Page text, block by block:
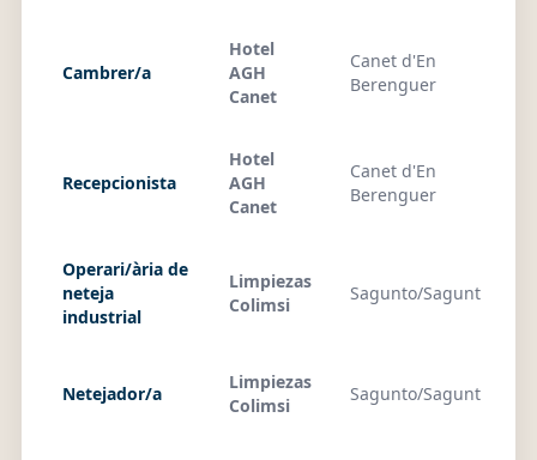
Cambrer/a
Hotel
AGH
Canet
Canet d'En
Berenguer
Recepcionista
Hotel
AGH
Canet
Canet d'En
Berenguer
Operari/ària de
neteja
industrial
Limpiezas
Colimsi
Sagunto/Sagunt
Netejador/a
Limpiezas
Colimsi
Sagunto/Sagunt